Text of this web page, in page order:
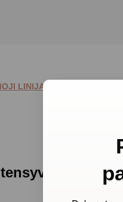
LINIJA